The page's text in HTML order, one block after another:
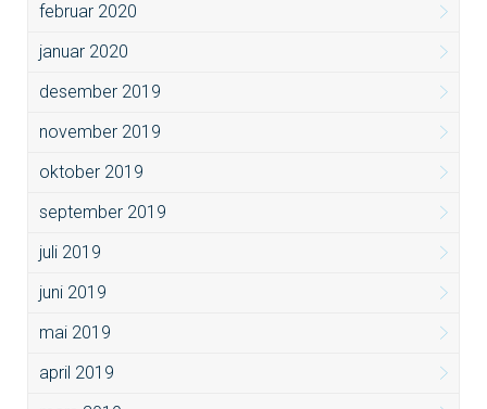
februar 2020
januar 2020
desember 2019
november 2019
oktober 2019
september 2019
juli 2019
juni 2019
mai 2019
april 2019